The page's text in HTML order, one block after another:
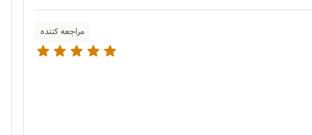
مراجعه کننده